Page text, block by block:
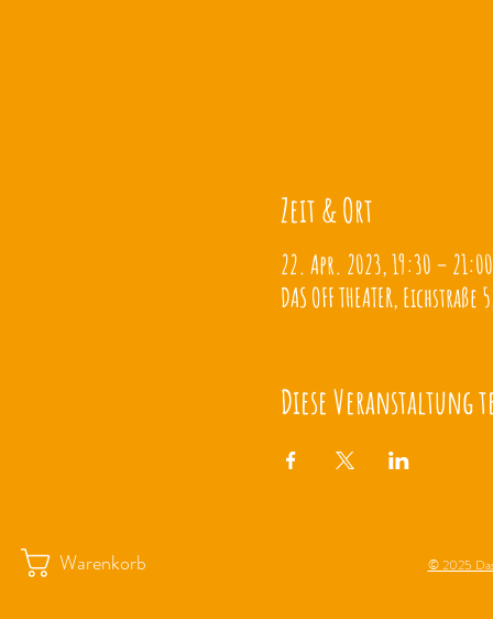
Zeit & Ort
22. Apr. 2023, 19:30 – 21:00
DAS OFF THEATER,
Diese Veranstaltung
Warenkorb © 2025